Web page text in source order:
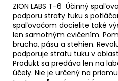
ZION LABS T-6 Účinný
podporu straty tuku s
spaľovačom docielite také
len samotným cvičením.
brucha, pásu a stehien.
podporuje stratu tuku v
Produkt sa predáva len na
účely. Nie je určený na